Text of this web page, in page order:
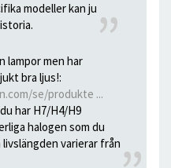
modeller kan ju
lampor men har
bra ljus!:
se/produkte ...
har H7/H4/H9
halogen som du
varierar från